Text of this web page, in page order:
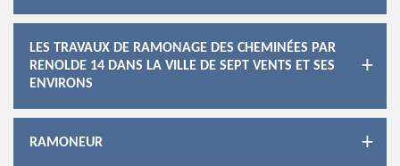
LES TRAVAUX DE RAMONAGE DES CHEMINÉES PAR
RENOLDE 14 DANS LA VILLE DE SEPT VENTS ET SES
ENVIRONS
RAMONEUR